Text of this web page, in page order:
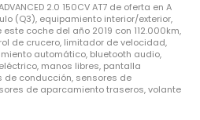
2.0 150CV AT7 de oferta en A
(Q3), equipamiento interior/exterior,
coche del año 2019 con 112.000km,
de crucero, limitador de velocidad,
automático, bluetooth audio,
manos libres, pantalla
conducción, sensores de
de aparcamiento traseros, volante